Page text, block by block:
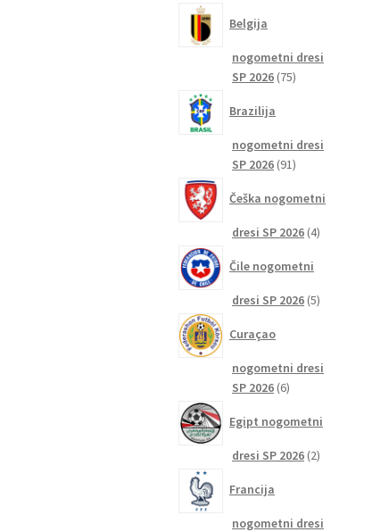
Belgija
nogometni dresi
SP 2026 7575
Brazilija
nogometni dresi
SP 2026 9191
Češka nogometni
dresi SP 2026 44
Čile nogometni
dresi SP 2026 55
Curaçao
nogometni dresi
SP 2026 66
Egipt nogometni
dresi SP 2026 22
Francija
nogometni dresi